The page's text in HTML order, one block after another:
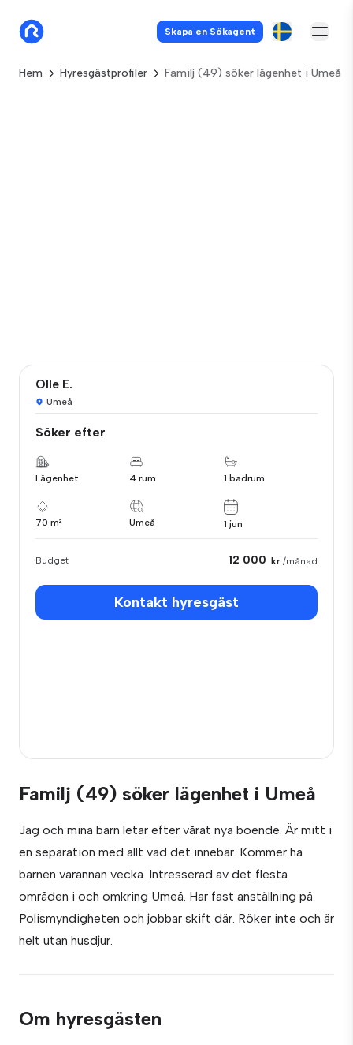
Skapa en Sökagent
Hem Hyresgästprofiler Familj (49) söker lägenhet i Umeå
Olle E.
Umeå
Söker efter
Lägenhet 4 rum 1 badrum
70 m² Umeå 1 jun
Budget 12 000 kr /månad
Kontakt hyresgäst
Familj (49) söker lägenhet i Umeå
Jag och mina barn letar efter vårat nya boende. Är mitt i
en separation med allt vad det innebär. Kommer ha
barnen varannan vecka. Intresserad av det flesta
områden i och omkring Umeå. Har fast anställning på
Polismyndigheten och jobbar skift där. Röker inte och är
helt utan husdjur.
Om hyresgästen